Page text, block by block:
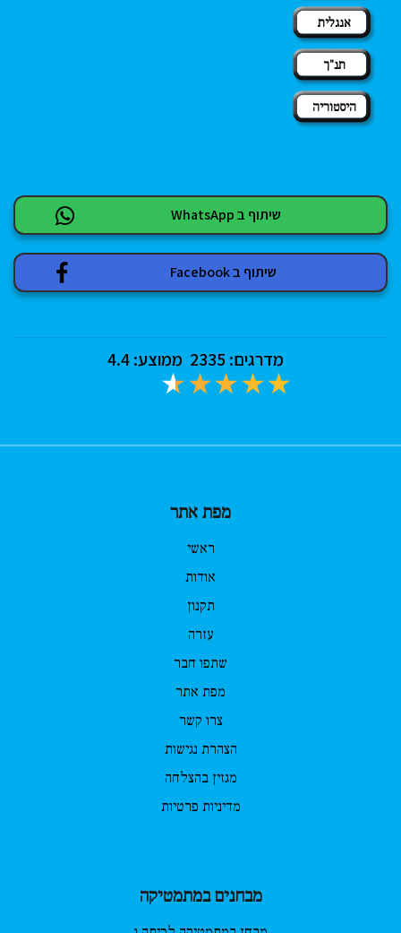
אנגלית
תנ"ך
היסטוריה
שיתוף ב WhatsApp
שיתוף ב Facebook
מדרגים: 2335 ממוצע:4.4
מפת אתר
ראשי
אודות
תקנון
עזרה
שתפו חבר
מפת אתר
צרו קשר
הצהרת נגישות
מגזין בהצלחה
מדיניות פרטיות
מבחנים במתמטיקה